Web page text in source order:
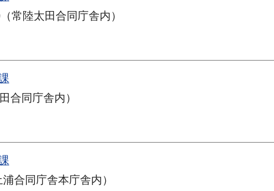
常陸太田合同庁舎内）
合同庁舎内）
合同庁舎本庁舎内）